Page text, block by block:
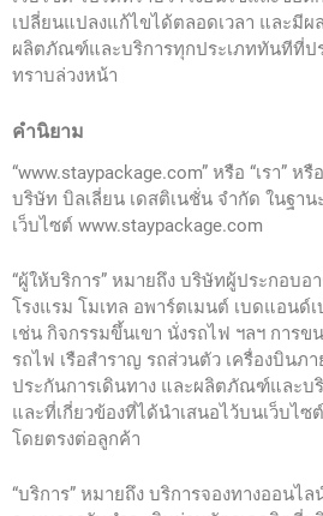
เปลี่ยนแปลงแก้ไขได้ตลอดเวลา และมี
ผลิตภัณฑ์และบริการทุกประเภททันทีที่ป
ทราบล่วงหน้า
คำนิยาม
“www.staypackage.com” หรือ “เรา” ห
บริษัท บิลเลี่ยน เดสติเนชั่น จำกัด ในฐาน
เว็บไซต์ www.staypackage.com
“ผู้ให้บริการ” หมายถึง บริษัทผู้ประกอบอ
โรงแรม โมเทล อพาร์ตเมนต์ เบดแอนด์
เช่น กิจกรรมขึ้นเขา นั่งรถไฟ ฯลฯ การข
รถไฟ เรือสำราญ รถส่วนตัว เครื่องบินภ
ประกันการเดินทาง และผลิตภัณฑ์และบ
และที่เกี่ยวข้องที่ได้นำเสนอไว้บนเว็บไซ
โดยตรงต่อลูกค้า
“บริการ” หมายถึง บริการจองทางออนไ